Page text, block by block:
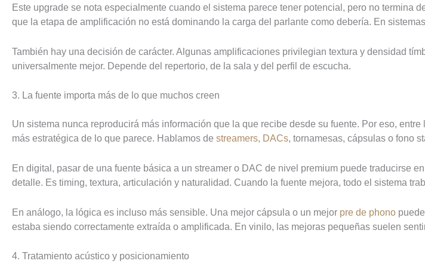
Este upgrade se nota especialmente cuando el sistema parece tener potencial, pero no
que la etapa de amplificación no está dominando la carga del parlante como debería. En
También hay una decisión de carácter. Algunas amplificaciones privilegian textura y densidad
universalmente mejor. Depende del repertorio, de la sala y del perfil de escucha.
3. La fuente importa más de lo que muchos creen
Un sistema nunca reproducirá más información que la que recibe desde su fuente. Por eso,
más estratégica de lo que parece. Hablamos de streamers, DACs, tornamesas, cápsulas o fono
En digital, pasar de una fuente básica a un streamer o DAC de nivel premium puede traducirse
detalle. Es timing, textura, articulación y naturalidad. Cuando la fuente mejora, todo el sistema
En análogo, la lógica es incluso más sensible. Una mejor cápsula o un mejor pre de phono
estaba siendo correctamente extraída o amplificada. En vinilo, las mejoras pequeñas suelen
4. Tratamiento acústico y posicionamiento